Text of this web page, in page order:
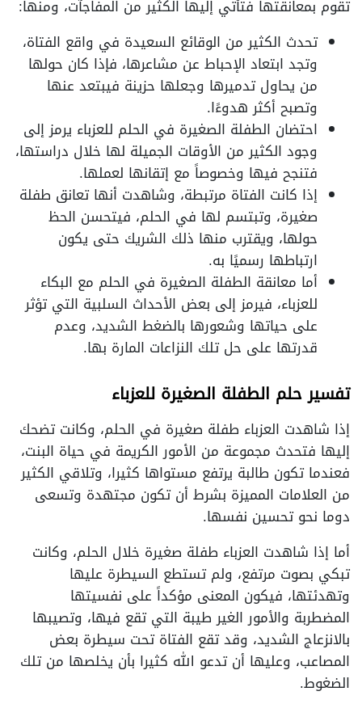
تقوم بمعانقتها فتأتي إليها الكثير من المفاجآت، ومنها:
تحدث الكثير من الوقائع السعيدة في واقع الفتاة،
وتجد ابتعاد الإحباط عن مشاعرها، فإذا كان حولها
من يحاول تدميرها وجعلها حزينة فيبتعد عنها
وتصبح أكثر هدوءًا.
احتضان الطفلة الصغيرة في الحلم للعزباء يرمز إلى
وجود الكثير من الأوقات الجميلة لها خلال دراستها،
فتنجح فيها وخصوصاً مع إتقانها لعملها.
إذا كانت الفتاة مرتبطة، وشاهدت أنها تعانق طفلة
صغيرة، وتبتسم لها في الحلم، فيتحسن الحظ
حولها، ويقترب منها ذلك الشريك حتى يكون
ارتباطها رسميًا به.
أما معانقة الطفلة الصغيرة في الحلم مع البكاء
للعزباء، فيرمز إلى بعض الأحداث السلبية التي تؤثر
على حياتها وشعورها بالضغط الشديد، وعدم
قدرتها على حل تلك النزاعات المارة بها.
تفسير حلم الطفلة الصغيرة للعزباء
إذا شاهدت العزباء طفلة صغيرة في الحلم، وكانت تضحك
إليها فتحدث مجموعة من الأمور الكريمة في حياة البنت،
فعندما تكون طالبة يرتفع مستواها كثيرا، وتلاقي الكثير
من العلامات المميزة بشرط أن تكون مجتهدة وتسعى
دوما نحو تحسين نفسها.
أما إذا شاهدت العزباء طفلة صغيرة خلال الحلم، وكانت
تبكي بصوت مرتفع، ولم تستطع السيطرة عليها
وتهدئتها، فيكون المعنى مؤكداً على نفسيتها
المضطربة والأمور الغير طيبة التي تقع فيها، وتصيبها
بالانزعاج الشديد، وقد تقع الفتاة تحت سيطرة بعض
المصاعب، وعليها أن تدعو الله كثيرا بأن يخلصها من تلك
الضغوط.